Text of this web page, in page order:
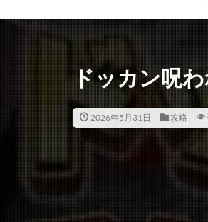
ドッカン呪
2026年5月31日 攻略